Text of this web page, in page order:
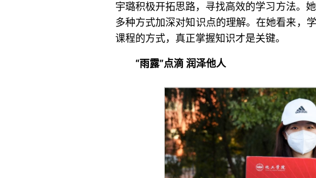
宇璐积极开拓思路，寻找高效的学习方法。
多种方式加深对知识点的理解。在她看来，
课程的方式，真正掌握知识才是关键。
“雨露”点滴 润泽他人